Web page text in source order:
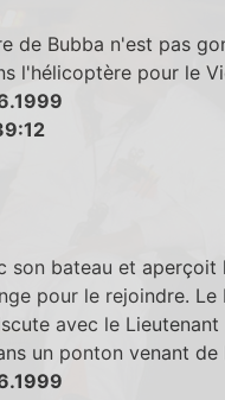
de Bubba n'est pas
l'hélicoptère pour le
son bateau et aperçoit
pour le rejoindre.
avec le
un ponton venant de